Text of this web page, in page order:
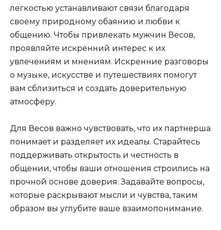
легкостью устанавливают связи благодаря
своему природному обаянию и любви к
общению. Чтобы привлекать мужчин Весов,
проявляйте искренний интерес к их
увлечениям и мнениям. Искренние разговоры
о музыке, искусстве и путешествиях помогут
вам сблизиться и создать доверительную
атмосферу.
Для Весов важно чувствовать, что их партнерша
понимает и разделяет их идеалы. Старайтесь
поддерживать открытость и честность в
общении, чтобы ваши отношения строились на
прочной основе доверия. Задавайте вопросы,
которые раскрывают мысли и чувства, таким
образом вы углубите ваше взаимопонимание.